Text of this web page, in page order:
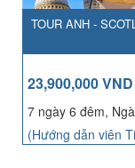
TOUR ANH -
23,900,000 VND
7 ngày 6 đêm,
(Hướng dẫn viên